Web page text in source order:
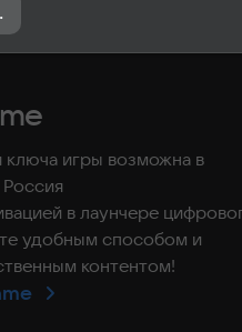
ключа игры возможна в
в лаунчере
удобным способом и
контентом!